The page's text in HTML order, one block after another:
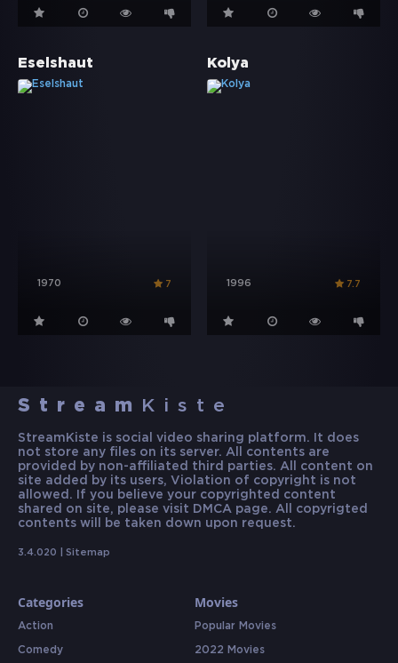
Eselshaut
1970 7
Kolya
1996 7.7
Stream Kiste
StreamKiste is social video sharing platform. It does
not store any files on its server. All contents are
provided by non-affiliated third parties. All content on
site added by its users, Violation of copyright is not
allowed. If you believe your copyrighted content
shared on site, please visit DMCA page. All copyrigted
contents will be taken down upon request.
3.4.020 | Sitemap
Categories
Action
Comedy
Movies
Popular Movies
2022 Movies